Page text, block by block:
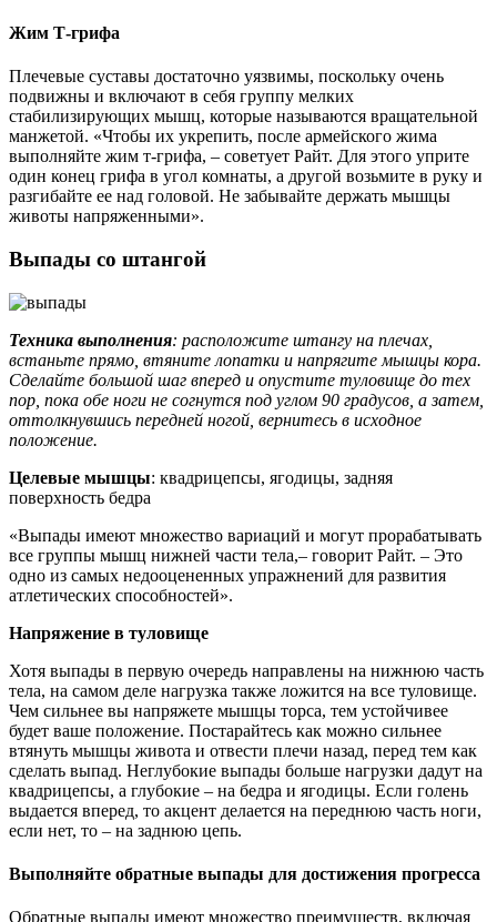
Жим Т-грифа
Плечевые суставы достаточно уязвимы, поскольку очень
подвижны и включают в себя группу мелких
стабилизирующих мышц, которые называются вращательной
манжетой. «Чтобы их укрепить, после армейского жима
выполняйте жим т-грифа, – советует Райт. Для этого уприте
один конец грифа в угол комнаты, а другой возьмите в руку и
разгибайте ее над головой. Не забывайте держать мышцы
животы напряженными».
Выпады со штангой
Техника выполнения: расположите штангу на плечах,
встаньте прямо, втяните лопатки и напрягите мышцы кора.
Сделайте большой шаг вперед и опустите туловище до тех
пор, пока обе ноги не согнутся под углом 90 градусов, а затем,
оттолкнувшись передней ногой, вернитесь в исходное
положение.
Целевые мышцы: квадрицепсы, ягодицы, задняя
поверхность бедра
«Выпады имеют множество вариаций и могут прорабатывать
все группы мышц нижней части тела,– говорит Райт. – Это
одно из самых недооцененных упражнений для развития
атлетических способностей».
Напряжение в туловище
Хотя выпады в первую очередь направлены на нижнюю часть
тела, на самом деле нагрузка также ложится на все туловище.
Чем сильнее вы напряжете мышцы торса, тем устойчивее
будет ваше положение. Постарайтесь как можно сильнее
втянуть мышцы живота и отвести плечи назад, перед тем как
сделать выпад. Неглубокие выпады больше нагрузки дадут на
квадрицепсы, а глубокие – на бедра и ягодицы. Если голень
выдается вперед, то акцент делается на переднюю часть ноги,
если нет, то – на заднюю цепь.
Выполняйте обратные выпады для достижения прогресса
Обратные выпады имеют множество преимуществ, включая